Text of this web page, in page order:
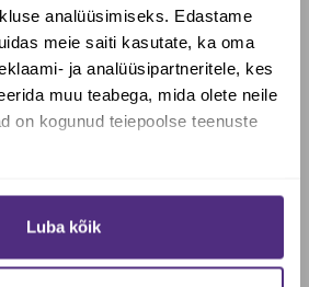
analüüsimiseks. Edastame
meie saiti kasutate, ka oma
ja analüüsipartneritele, kes
muu teabega, mida olete neile
on kogunud teiepoolse teenuste
Luba kõik
aitab hoida juuste ja küünte
puhtalt või kande- ehk
hooldus- ja kosmeetikatoodetes,
juuksehoolduseks.
näiteks seerumina;
puhtale nahale;
ihupiimas või kätekreemis.
Biotheka e-poes
soovin soodustust